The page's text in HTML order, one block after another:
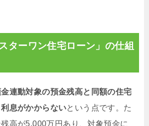
ターワン住宅ローン」の仕組
連動対象の預金残高と同額の住宅
息がかからないという点です。た
高が5,000万円あり、対象預金に